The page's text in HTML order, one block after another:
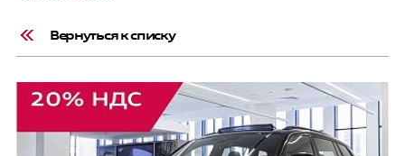
Вернуться к списку